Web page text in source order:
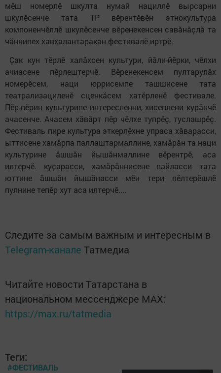
мӗш номерлӗ шкулта нумай нациллӗ вырсарни
шкулӗсенче тата ТР вӗрентӗвӗн этнокультура
компоненчӗллӗ шкулӗсенче вӗренекенсен савăнăçлă та
чӑннипех хавхалантаракан фестивалӗ иртрӗ.
Ҫак кун тӗрлӗ халăхсен культури, йӑли-йӗрки, чӗлхи
ачиасене пӗрлештерчӗ. Вӗренекенсем пултарулӑх
номерӗсем, наци юррисемпе ташшисене тата
театрализациленӗ сценкăсем хатӗрленӗ фестивале.
Пӗр-пӗрин культурипе интересленни, хисеплени курăнчӗ
ачасенче. Ачасем хăвăрт пӗр чӗлхе тупрӗç, туслашрӗç.
Фестиваль пире культура эткерлӗхне упраса хӑварасси,
ыттисене хамăрпа паллаштармаллине, хамăрăн та наци
культурине ăшшăн йышăнмаллине вӗрентрӗ, аса
илтерчӗ. куҫарасси, хамӑрӑннисене пайласси тата
юттине ӑшшӑн йышӑнасси мӗн тери пӗлтерӗшлӗ
пулнине тепӗр хут аса илтерчӗ....
Следите за самым важным и интересным в
Telegram-канале Татмедиа
Читайте новости Татарстана в
национальном мессенджере MАХ:
https://max.ru/tatmedia
Теги:
#ФЕСТИВАЛЬ